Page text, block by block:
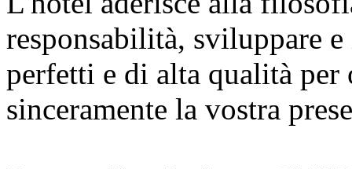
responsabilità, sviluppare
perfetti e di alta qualità
sinceramente la vostra